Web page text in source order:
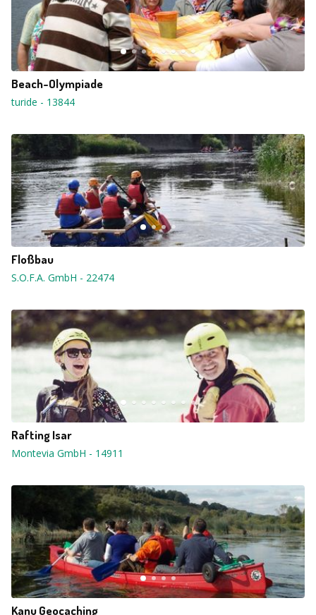
Beach-Olympiade
turide - 13844
Floßbau
S.O.F.A. GmbH - 22474
Rafting Isar
Montevia GmbH - 14911
Kanu Geocaching